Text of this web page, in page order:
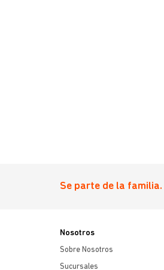
Se parte de la familia.
Nosotros
Sobre Nosotros
Sucursales